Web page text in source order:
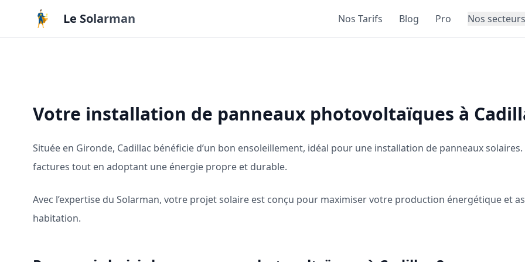
Aller au contenu principal
Le Solarman Nos Tarifs Blog Pro Nos secteurs
Votre installation de panneaux photovoltaïques à
Située en Gironde, Cadillac bénéficie d’un bon ensoleillement, idéal pour une installation de panneaux
factures tout en adoptant une énergie propre et durable.
Avec l’expertise du Solarman, votre projet solaire est conçu pour maximiser votre production énergétique et
habitation.